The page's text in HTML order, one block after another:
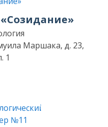
Маршака, д. 23,
1